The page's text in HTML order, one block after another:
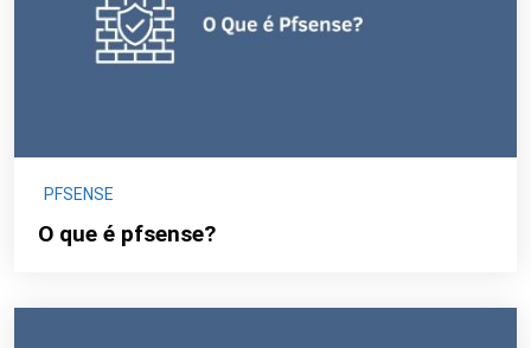
PFSENSE
O que é pfsense?